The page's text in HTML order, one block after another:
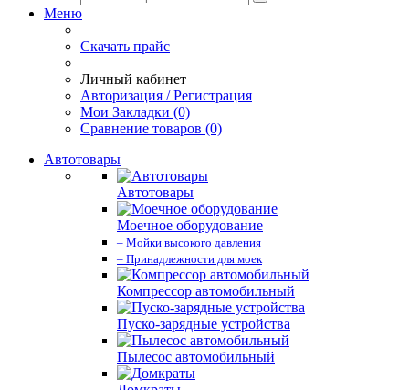
Меню
Скачать прайс
Личный кабинет
Авторизация / Регистрация
Мои Закладки (0)
Сравнение товаров (0)
Автотовары
Автотовары
Моечное оборудование
– Мойки высокого давления
– Принадлежности для моек
Компрессор автомобильный
Пуско-зарядные устройства
Пылесос автомобильный